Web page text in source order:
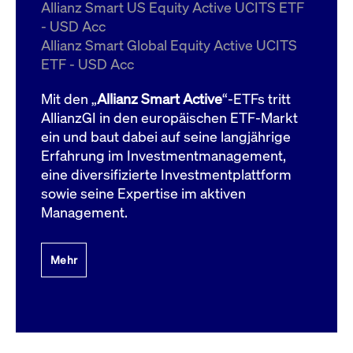
Allianz Smart US Equity Active UCITS ETF
- USD Acc
Allianz Smart Global Equity Active UCITS
ETF - USD Acc
Mit den „Allianz Smart Active“-ETFs tritt
AllianzGI in den europäischen ETF-Markt
ein und baut dabei auf seine langjährige
Erfahrung im Investmentmanagement,
eine diversifizierte Investmentplattform
sowie seine Expertise im aktiven
Management.
Mehr
ApplicationGatewayAffinityCORS
boerse.com
Domain
bis